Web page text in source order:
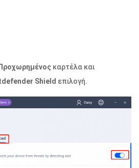
Προχωρημένος καρτέλα και
Shield επιλογή.